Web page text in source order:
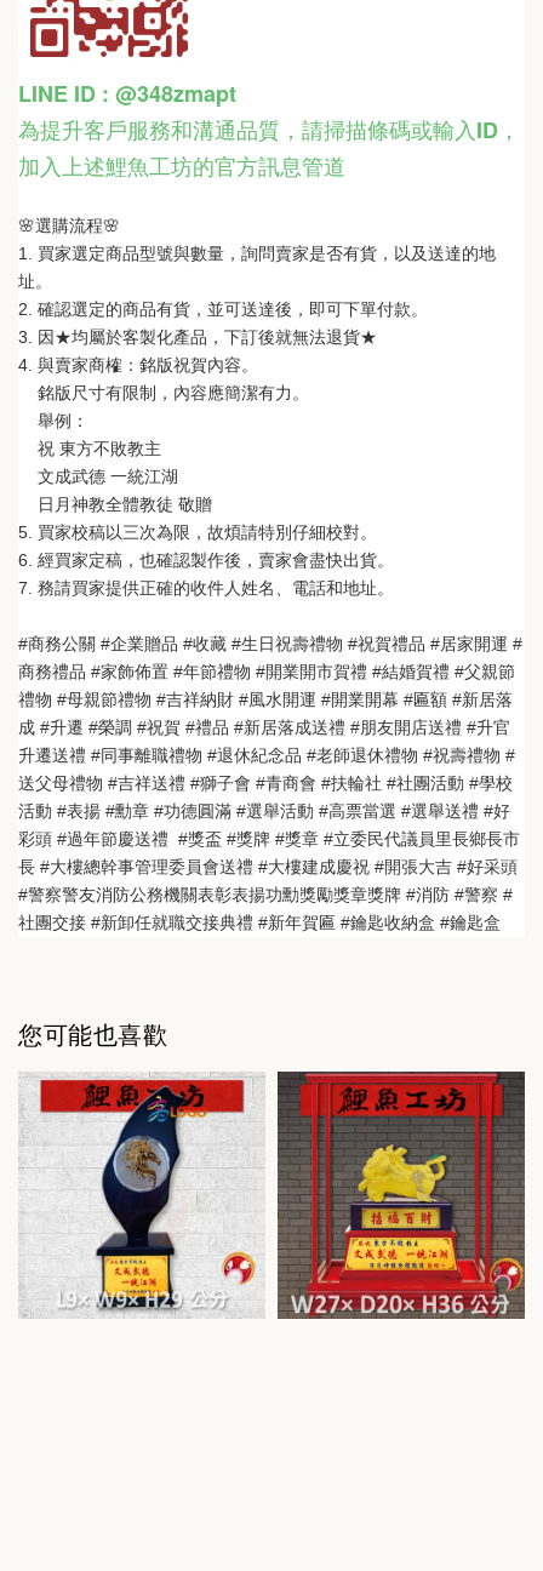
LINE ID : @348zmapt
為提升客戶服務和溝通品質，請掃描條碼或輸入ID ，
加入上述鯉魚工坊的官方訊息管道
🌸選購流程🌸
1. 買家選定商品型號與數量，詢問賣家是否有貨，以及送達的地
址。
2. 確認選定的商品有貨，並可送達後，即可下單付款。
3. 因★均屬於客製化產品，下訂後就無法退貨★
4. 與賣家商榷：銘版祝賀內容。
銘版尺寸有限制，內容應簡潔有力。
舉例：
祝 東方不敗教主
文成武德 一統江湖
日月神教全體教徒 敬贈
5. 買家校稿以三次為限，故煩請特別仔細校對。
6. 經買家定稿，也確認製作後，賣家會盡快出貨。
7. 務請買家提供正確的收件人姓名、電話和地址。
#商務公關 #企業贈品 #收藏 #生日祝壽禮物 #祝賀禮品 #居家開運 #
商務禮品 #家飾佈置 #年節禮物 #開業開市賀禮 #結婚賀禮 #父親節
禮物 #母親節禮物 #吉祥納財 #風水開運 #開業開幕 #匾額 #新居落
成 #升遷 #榮調 #祝賀 #禮品 #新居落成送禮 #朋友開店送禮 #升官
升遷送禮 #同事離職禮物 #退休紀念品 #老師退休禮物 #祝壽禮物 #
送父母禮物 #吉祥送禮 #獅子會 #青商會 #扶輪社 #社團活動 #學校
活動 #表揚 #勳章 #功德圓滿 #選舉活動 #高票當選 #選舉送禮 #好
彩頭 #過年節慶送禮  #獎盃 #獎牌 #獎章 #立委民代議員里長鄉長市
長 #大樓總幹事管理委員會送禮 #大樓建成慶祝 #開張大吉 #好采頭
#警察警友消防公務機關表彰表揚功勳獎勵獎章獎牌 #消防 #警察 #
社團交接 #新卸任就職交接典禮 #新年賀匾 #鑰匙收納盒 #鑰匙盒
您可能也喜歡